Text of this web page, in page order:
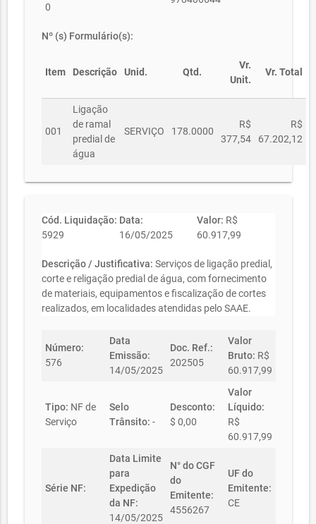
0
Nº (s) Formulário(s):
Item Descrição Unid. Qtd.
Vr.
Unit.
Vr. Total
001
Ligação
de ramal
predial de
água
SERVIÇO 178.0000
R$
377,54
R$
67.202,12
Cód. Liquidação:
5929
Data:
16/05/2025
Valor: R$
60.917,99
Descrição / Justificativa: Serviços de ligação predial,
corte e religação predial de água, com fornecimento
de materiais, equipamentos e fiscalização de cortes
realizados, em localidades atendidas pelo SAAE.
Número:
576
Data
Emissão:
14/05/2025
Doc. Ref.:
202505
Valor
Bruto: R$
60.917,99
Tipo: NF de
Serviço
Selo
Trânsito: -
Desconto:
$ 0,00
Valor
Líquido:
R$
60.917,99
Série NF:
Data Limite
para
Expedição
da NF:
14/05/2025
N° do CGF
do
Emitente:
4556267
UF do
Emitente:
CE